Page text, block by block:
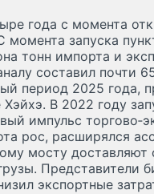
года с момента
запуска
тонн импорта и
составил почти
период 2025 года,
В 2022 году
импульс
рос, расширялся
мосту доставляют
Представители
экспортные